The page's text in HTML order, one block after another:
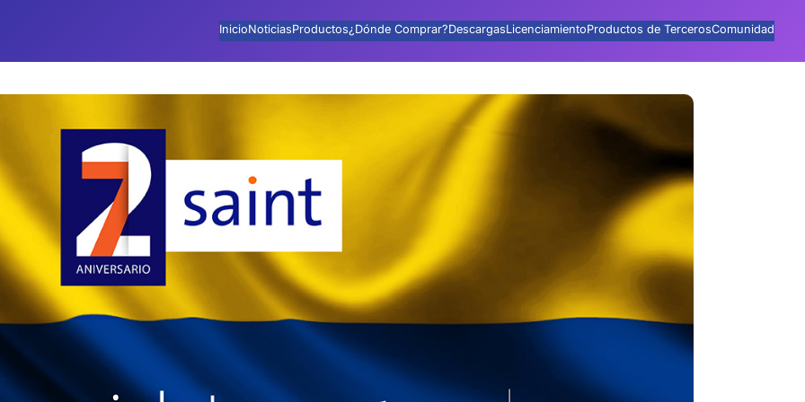
InicioNoticiasProductos¿Dónde Comprar?DescargasLicenciamientoProductos de TercerosComunidad